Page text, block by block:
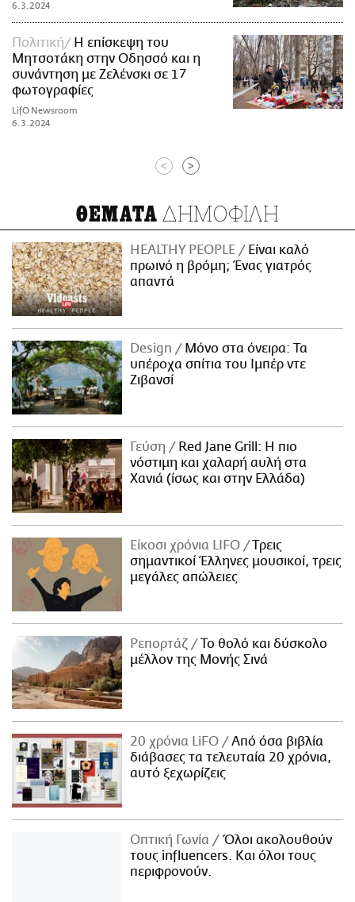
6.3.2024
Πολιτική
Η επίσκεψη του
Μητσοτάκη στην Οδησσό και η
συνάντηση με Ζελένσκι σε 17
φωτογραφίες
LifO Newsroom
6.3.2024
< >
ΘΕΜΑΤΑ ΔΗΜΟΦΙΛΗ
HEALTHY PEOPLE
Είναι καλό
πρωινό η βρόμη; Ένας γιατρός
απαντά
Design
Μόνο στα όνειρα: Τα
υπέροχα σπίτια του Ιμπέρ ντε
Ζιβανσί
Γεύση
Red Jane Grill: Η πιο
νόστιμη και χαλαρή αυλή στα
Χανιά (ίσως και στην Ελλάδα)
Είκοσι χρόνια LIFO
Tρεις
σημαντικοί Έλληνες μουσικοί, τρεις
μεγάλες απώλειες
Ρεπορτάζ
Το θολό και δύσκολο
μέλλον της Μονής Σινά
20 χρόνια LiFO
Από όσα βιβλία
διάβασες τα τελευταία 20 χρόνια,
αυτό ξεχωρίζεις
Οπτική Γωνία
Όλοι ακολουθούν
τους influencers. Και όλοι τους
περιφρονούν.